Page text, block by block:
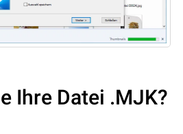
Ihre Datei .MJK?